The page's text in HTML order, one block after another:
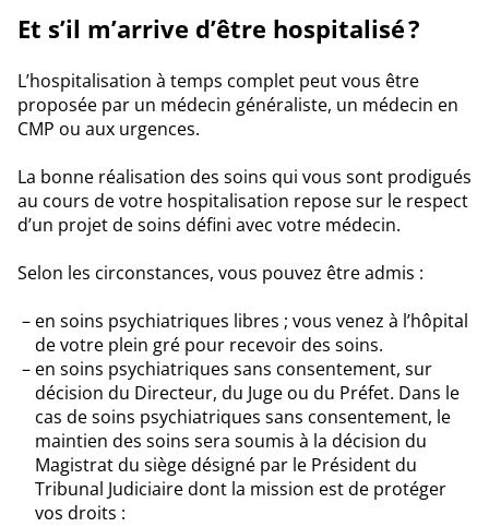
Et s’il m’arrive d’être hospitalisé ?
L’hospitalisation à temps complet peut vous être
proposée par un médecin généraliste, un médecin en
CMP ou aux urgences.
La bonne réalisation des soins qui vous sont prodigués
au cours de votre hospitalisation repose sur le respect
d’un projet de soins défini avec votre médecin.
Selon les circonstances, vous pouvez être admis :
en soins psychiatriques libres ; vous venez à l’hôpital
de votre plein gré pour recevoir des soins.
en soins psychiatriques sans consentement, sur
décision du Directeur, du Juge ou du Préfet. Dans le
cas de soins psychiatriques sans consentement, le
maintien des soins sera soumis à la décision du
Magistrat du siège désigné par le Président du
Tribunal Judiciaire dont la mission est de protéger
vos droits :